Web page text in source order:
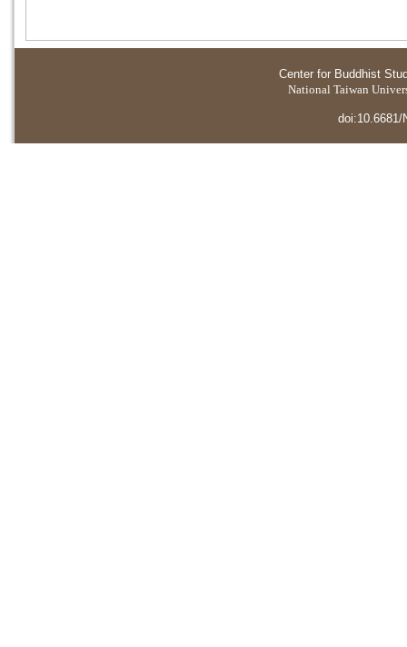
Center for Buddhist
National Taiwan
doi:10.6681/